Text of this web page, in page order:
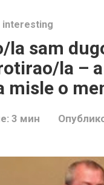
interesting
la sam
la –
misle o
3 мин